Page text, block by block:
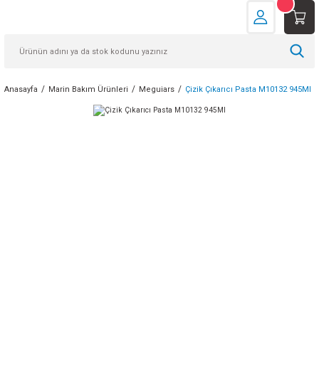
Anasayfa Marin Bakım Ürünleri Meguiars Çizik Çıkarıcı Pasta M10132 945Ml